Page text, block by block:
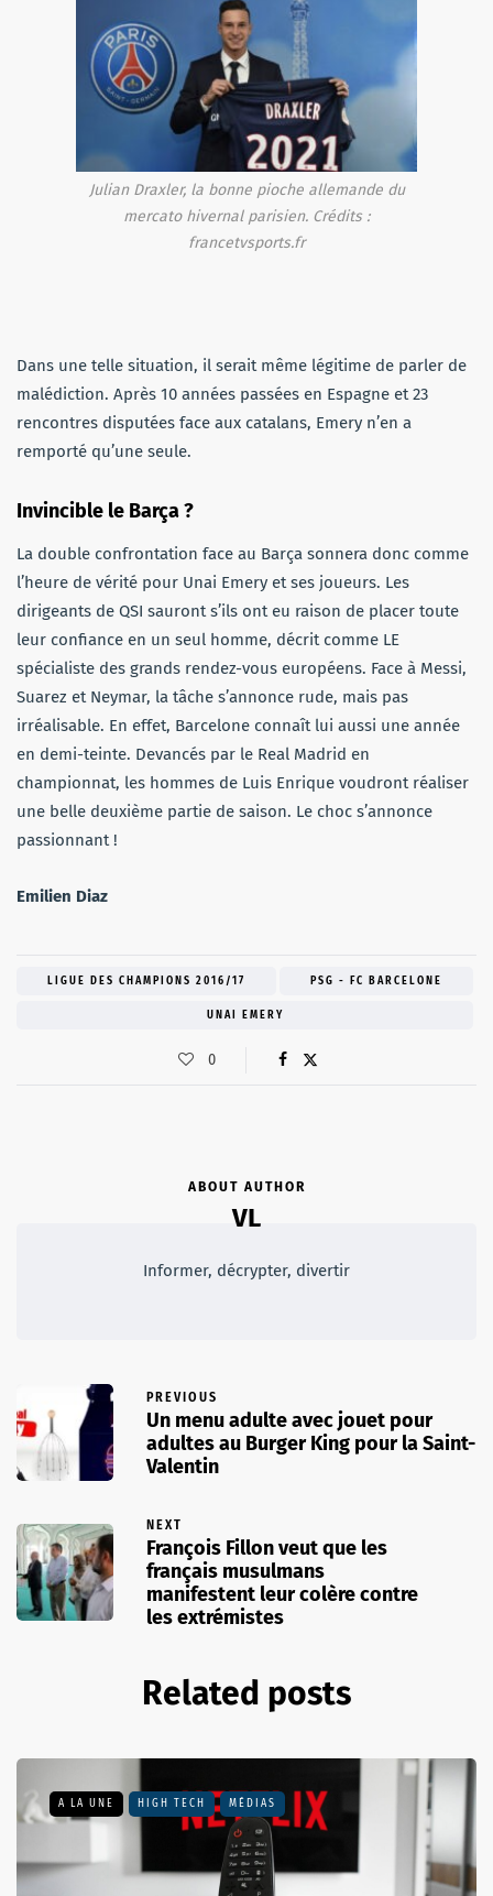
Julian Draxler, la bonne pioche allemande du
mercato hivernal parisien. Crédits :
francetvsports.fr
Dans une telle situation, il serait même légitime de parler de
malédiction. Après 10 années passées en Espagne et 23
rencontres disputées face aux catalans, Emery n’en a
remporté qu’une seule.
Invincible le Barça ?
La double confrontation face au Barça sonnera donc comme
l’heure de vérité pour Unai Emery et ses joueurs. Les
dirigeants de QSI sauront s’ils ont eu raison de placer toute
leur confiance en un seul homme, décrit comme LE
spécialiste des grands rendez-vous européens. Face à Messi,
Suarez et Neymar, la tâche s’annonce rude, mais pas
irréalisable. En effet, Barcelone connaît lui aussi une année
en demi-teinte. Devancés par le Real Madrid en
championnat, les hommes de Luis Enrique voudront réaliser
une belle deuxième partie de saison. Le choc s’annonce
passionnant !
Emilien Diaz
LIGUE DES CHAMPIONS 2016/17 PSG - FC BARCELONE
UNAI EMERY
0
ABOUT AUTHOR
VL
Informer, décrypter, divertir
PREVIOUS
Un menu adulte avec jouet pour
adultes au Burger King pour la Saint-
Valentin
NEXT
François Fillon veut que les
français musulmans
manifestent leur colère contre
les extrémistes
Related posts
A LA UNE HIGH TECH MÉDIAS